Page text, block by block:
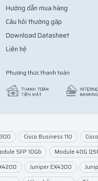
Hướng dẫn mua hàng
Câu hỏi thường gặp
Download Datasheet
Liên hệ
Phương thức thanh toán
Cisco Business 110
SFP 10Gb Module 40G
Juniper EX4300